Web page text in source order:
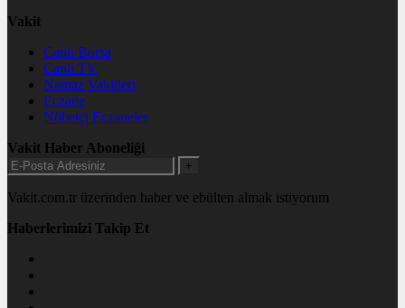
Vakit
Canlı Borsa
Canlı TV
Namaz Vakitleri
Eczane
Nöbetçi Eczaneler
Vakit Haber Aboneliği
+
Vakit.com.tr üzerinden haber ve ebülten almak istiyorum
Haberlerimizi Takip Et